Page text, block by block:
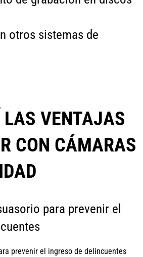
otros sistemas de
LAS VENTAJAS
CON CÁMARAS
prevenir el ingreso de delincuentes